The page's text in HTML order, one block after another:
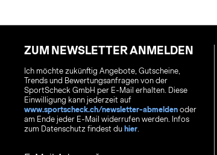
ZUM NEWSLETTER ANMELDEN
Ich möchte zukünftig Angebote, Gutscheine,
Trends und Bewertungsanfragen von der
SportScheck GmbH per E-Mail erhalten. Diese
Einwilligung kann jederzeit auf
www.sportscheck.ch/newsletter-abmelden oder
am Ende jeder E-Mail widerrufen werden. Infos
zum Datenschutz findest du hier.